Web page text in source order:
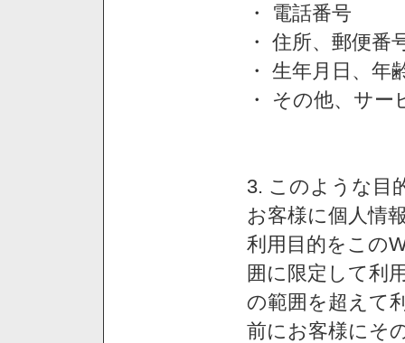
・ 電話番号
・ 住所、郵便番
・ 生年月日、年
・ その他、サ
3. このような目
お客様に個人情
利用目的をこの
囲に限定して利
の範囲を超えて
前にお客様にそ